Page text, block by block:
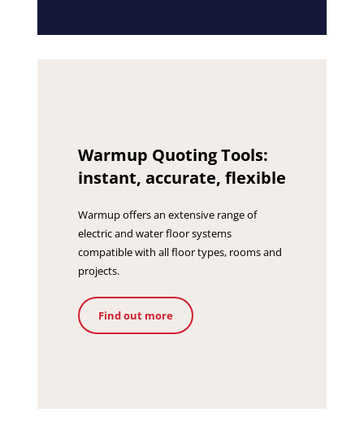
Warmup Quoting Tools:
instant, accurate, flexible
Warmup offers an extensive range of
electric and water floor systems
compatible with all floor types, rooms and
projects.
Find out more